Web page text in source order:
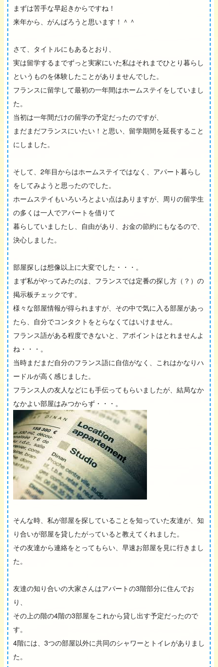
まずは苦手な早起きからですね！
来年から、がんばろうと思います！＾＾
さて、タイトルにもあるとおり、
実は留学するまでずっと実家にいた私はそれまでひとり暮らし
というものを体験したことがありませんでした。
フランスに留学して最初の一年間はホームステイをしていまし
た。
当初は一年間だけの留学の予定だったのですが、
まだまだフランスにいたい！と思い、留学期間を延長すること
にしました。
そして、2年目からはホームステイではなく、アパート暮らし
をしてみようと思ったのでした。
ホームステイもいろいろとよい点はありますが、周りの留学生
の多くは一人でアパートを借りて
暮らしていましたし、自由があり、お金の節約にもなるので、
決心しました。
部屋探しは想像以上に大変でした・・・。
まず私がやってみたのは、フランスでは定番の探し方（？）の
掲示板チェックです。
様々な部屋情報が得られますが、その中で気に入る部屋があっ
たら、自分でコンタクトをとらなくてはいけません。
フランス語がある程度できないと、アポイントはとれませんよ
ね・・・。
当時まだまだ自分のフランス語に自信がなく、これはかなりハ
ードルが高く感じました。
フランス人の友人などにも手伝ってもらいましたが、結局なか
なかよい部屋はみつからず・・・。
そんな時、私が部屋を探していることを知っていた友達が、知
り合いが部屋を貸したがっていると教えてくれました。
その友達から連絡をとってもらい、早速お部屋を見に行きまし
た。
友達の知り合いの大家さんはアパートの3階部分に住んでお
り、
その上の階の4階の3部屋をこれから貸し出す予定だったので
す。
4階には、3つの部屋以外に共同のシャワーとトイレがありまし
た。